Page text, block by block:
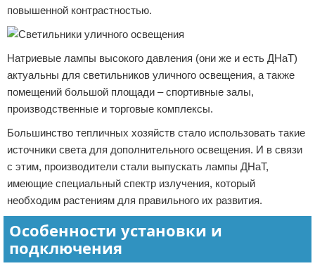
повышенной контрастностью.
Натриевые лампы высокого давления (они же и есть ДНаТ)
актуальны для светильников уличного освещения, а также
помещений большой площади – спортивные залы,
производственные и торговые комплексы.
Большинство тепличных хозяйств стало использовать такие
источники света для дополнительного освещения. И в связи
с этим, производители стали выпускать лампы ДНаТ,
имеющие специальный спектр излучения, который
необходим растениям для правильного их развития.
Особенности установки и
подключения